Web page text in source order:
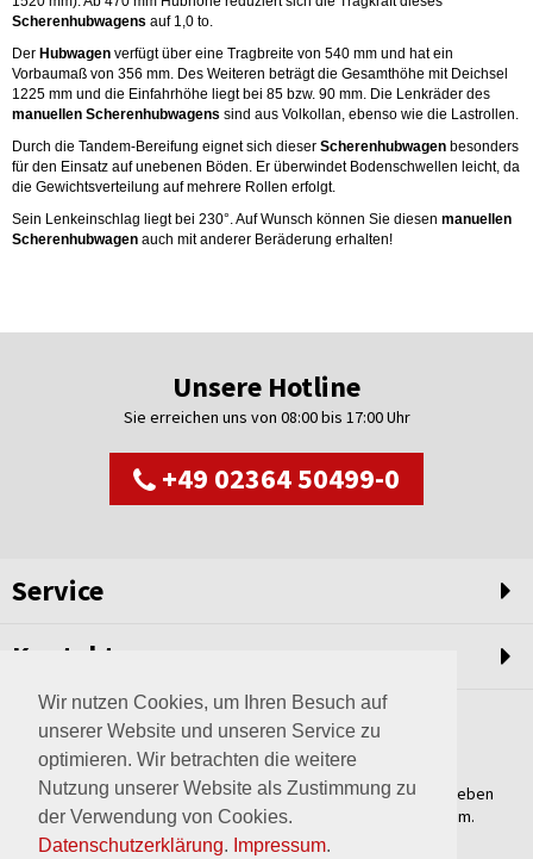
Wir nutzen Cookies, um Ihren Besuch auf
unserer Website und unseren Service zu
optimieren. Wir betrachten die weitere
Nutzung unserer Website als Zustimmung zu
der Verwendung von Cookies.
Datenschutzerklärung. Impressum.
Scherenhubwagens auf 1,0 to.
Der Hubwagen verfügt über eine Tragbreite von 540 mm und hat ein
Vorbaumaß von 356 mm. Des Weiteren beträgt die Gesamthöhe mit Deichsel
1225 mm und die Einfahrhöhe liegt bei 85 bzw. 90 mm. Die Lenkräder des
manuellen Scherenhubwagens sind aus Volkollan, ebenso wie die Lastrollen.
Durch die Tandem-Bereifung eignet sich dieser Scherenhubwagen besonders
für den Einsatz auf unebenen Böden. Er überwindet Bodenschwellen leicht, da
die Gewichtsverteilung auf mehrere Rollen erfolgt.
Sein Lenkeinschlag liegt bei 230°. Auf Wunsch können Sie diesen manuellen
Scherenhubwagen auch mit anderer Beräderung erhalten!
Unsere Hotline
Sie erreichen uns von 08:00 bis 17:00 Uhr
+49 02364 50499-0
Service
Kontakt
Weltweit setzen wir unsere Erfahrungswerte und unser Streben
nach innovativen Lösungen in unvergleichliche Anlagen um.
Erfahren Sie mehr über uns.